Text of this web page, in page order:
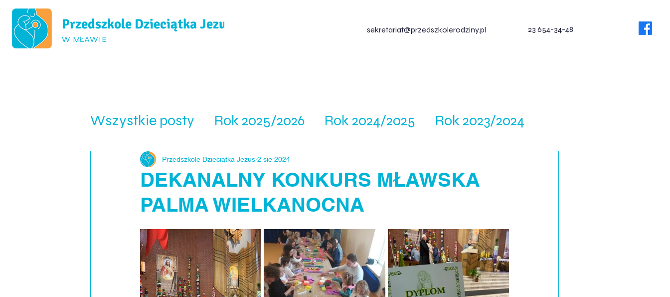
Przedszkole Dzieciątka Jezus
W MŁAWIE
sekretariat@przedszkolerodziny.pl 23 654-34-48
Wszystkie posty Rok 2025/2026 Rok 2024/2025 Rok 2023/2024
Rok 2022/2023
DEKANALNY KONKURS MŁAWSKA
PALMA WIELKANOCNA
Przedszkole Dzieciątka Jezus 2 sie 2024